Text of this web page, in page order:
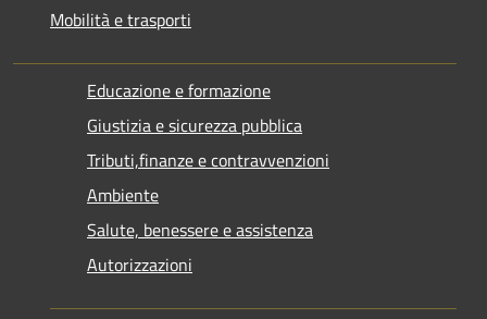
Mobilità e trasporti
Educazione e formazione
Giustizia e sicurezza pubblica
Tributi,finanze e contravvenzioni
Ambiente
Salute, benessere e assistenza
Autorizzazioni